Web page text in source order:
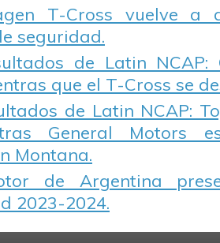
T-Cross vuelve a
seguridad.
de Latin NCAP:
que el T-Cross se
de Latin NCAP:
General Motors
Montana.
de Argentina
2023-2024.